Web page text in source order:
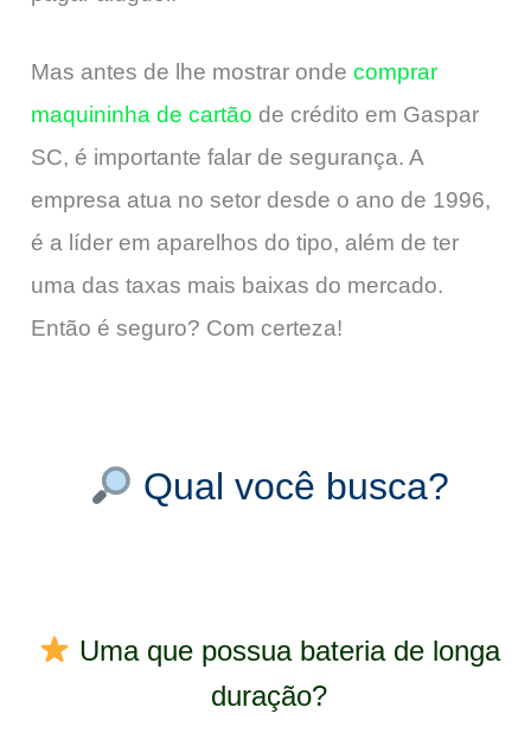
Mas antes de lhe mostrar onde comprar
maquininha de cartão de crédito em Gaspar
SC, é importante falar de segurança. A
empresa atua no setor desde o ano de 1996,
é a líder em aparelhos do tipo, além de ter
uma das taxas mais baixas do mercado.
Então é seguro? Com certeza!
Qual você busca?
Uma que possua bateria de longa
duração?